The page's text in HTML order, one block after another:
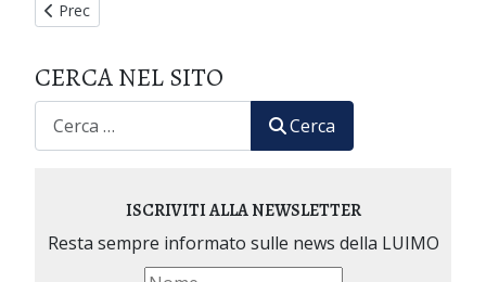
Articolo precedente: XXVIII Seminario Internazionale di
Prec
CERCA NEL SITO
CERCA
Cerca
ISCRIVITI ALLA NEWSLETTER
Resta sempre informato sulle news della LUIMO